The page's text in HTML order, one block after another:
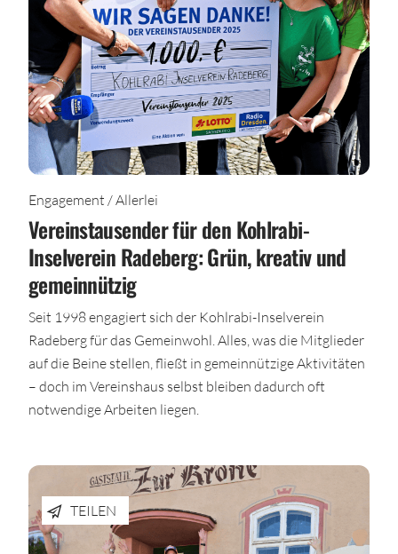
Engagement / Allerlei
Vereinstausender für den Kohlrabi-
Inselverein Radeberg: Grün, kreativ und
gemeinnützig
Seit 1998 engagiert sich der Kohlrabi-Inselverein
Radeberg für das Gemeinwohl. Alles, was die Mitglieder
auf die Beine stellen, fließt in gemeinnützige Aktivitäten
– doch im Vereinshaus selbst bleiben dadurch oft
notwendige Arbeiten liegen.
TEILEN